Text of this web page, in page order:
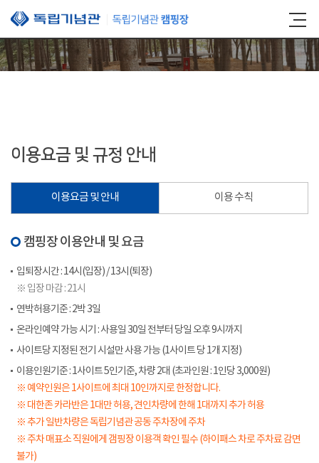
본문 바로가기
이용요금 및 규정 안내
이용요금 및 안내 이용 수칙
캠핑장 이용안내 및 요금
입퇴장시간 : 14시(입장) / 13시(퇴장)
※ 입장 마감 : 21시
연박허용기준 : 2박 3일
온라인예약 가능 시기 : 사용일 30일 전부터 당일 오후 9시까지
사이트당 지정된 전기 시설만 사용 가능 (1사이트 당 1개 지정)
이용인원기준 : 1사이트 5인기준, 차량 2대 (초과인원 : 1인당 3,000원)
※ 예약인원은 1사이트에 최대 10인까지로 한정합니다.
※ 대한존 카라반은 1대만 허용, 견인차량에 한해 1대까지 추가 허용
※ 추가 일반차량은 독립기념관 공동 주차장에 주차
※ 주차 매표소 직원에게 갬핑장 이용객 확인 필수 (하이패스 차로 주차료 감면
불가)